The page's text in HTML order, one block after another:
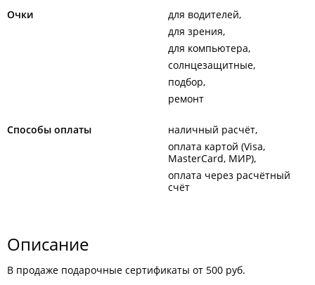
Очки
для водителей
для зрения
для компьютера
солнцезащитные
подбор
ремонт
Способы оплаты
наличный расчёт
оплата картой (Visa,
MasterCard, МИР)
оплата через расчётный
счёт
Описание
В продаже подарочные сертификаты от 500 руб.